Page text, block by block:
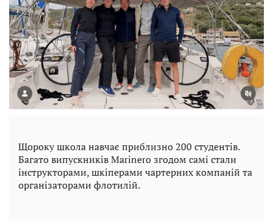
Щороку школа навчає приблизно 200 студентів.
Багато випускників Marinero згодом самі стали
інструкторами, шкіперами чартерних компаній та
організаторами флотилій.